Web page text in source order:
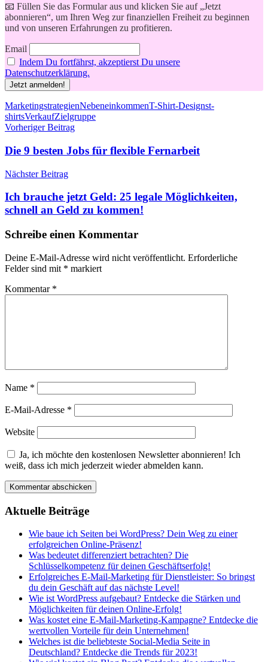
📧 Füllen Sie das Formular aus und klicken Sie auf „Jetzt
abonnieren“, um Ihren Weg zur finanziellen Freiheit zu beginnen
und von unseren Erfahrungen zu profitieren.
Email
Indem Du fortfährst, akzeptierst Du unsere
Datenschutzerklärung.
Schlagwörter
MarketingstrategienNebeneinkommenT-Shirt-Designst-
shirtsVerkaufZielgruppe
Beitragsnavigation
Vorheriger Beitrag
Die 9 besten Jobs für flexible Fernarbeit
Nächster Beitrag
Ich brauche jetzt Geld: 25 legale Möglichkeiten,
schnell an Geld zu kommen!
Schreibe einen Kommentar
Deine E-Mail-Adresse wird nicht veröffentlicht. Erforderliche
Felder sind mit * markiert
Kommentar *
Name *
E-Mail-Adresse *
Website
Ja, ich möchte den kostenlosen Newsletter abonnieren! Ich
weiß, dass ich mich jederzeit wieder abmelden kann.
Aktuelle Beiträge
Wie baue ich Seiten bei WordPress? Dein Weg zu einer
erfolgreichen Online-Präsenz!
Was bedeutet differenziert betrachten? Die
Schlüsselkompetenz für deinen Geschäftserfolg!
Erfolgreiches E-Mail-Marketing für Dienstleister: So bringst
du dein Geschäft auf das nächste Level!
Wie ist WordPress aufgebaut? Entdecke die Stärken und
Möglichkeiten für deinen Online-Erfolg!
Was kostet eine E-Mail-Marketing-Kampagne? Entdecke die
wertvollen Vorteile für dein Unternehmen!
Welches ist die beliebteste Social-Media Seite in
Deutschland? Entdecke die Trends für 2023!